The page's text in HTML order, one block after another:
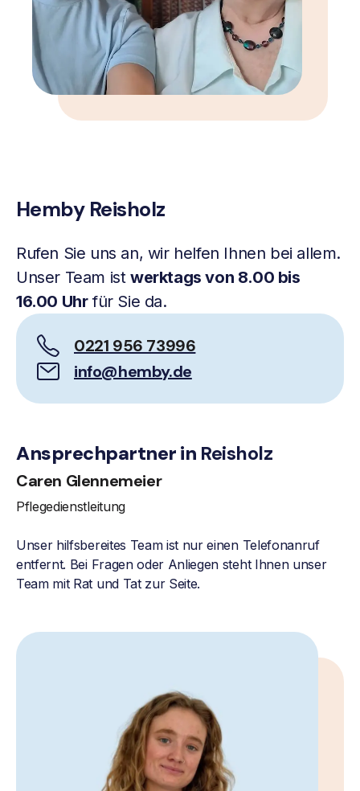
Hemby Reisholz
Rufen Sie uns an, wir helfen Ihnen bei allem.
Unser Team ist werktags von 8.00 bis
16.00 Uhrfür Sie da.
0221 956 73996
info@hemby.de
Ansprechpartner in Reisholz
Caren Glennemeier
Pflegedienstleitung
Unser hilfsbereites Team ist nur einen Telefonanruf
entfernt. Bei Fragen oder Anliegen steht Ihnen unser
Team mit Rat und Tat zur Seite.